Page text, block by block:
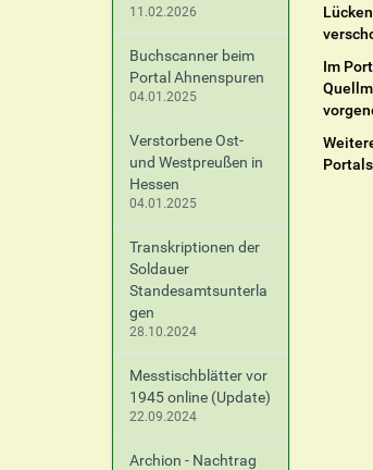
Im
11.02.2026
Buchscanner beim
Portal Ahnenspuren
04.01.2025
Verstorbene Ost-
und Westpreußen in
Hessen
04.01.2025
Transkriptionen der
Soldauer
Standesamtsunterla
gen
28.10.2024
Messtischblätter vor
1945 online (Update)
22.09.2024
Archion - Nachtrag